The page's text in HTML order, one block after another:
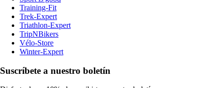
Training-Fit
Trek-Expert
Triathlon-Expert
TripNBikers
Vélo-Store
Winter-Expert
Suscríbete a nuestro boletín